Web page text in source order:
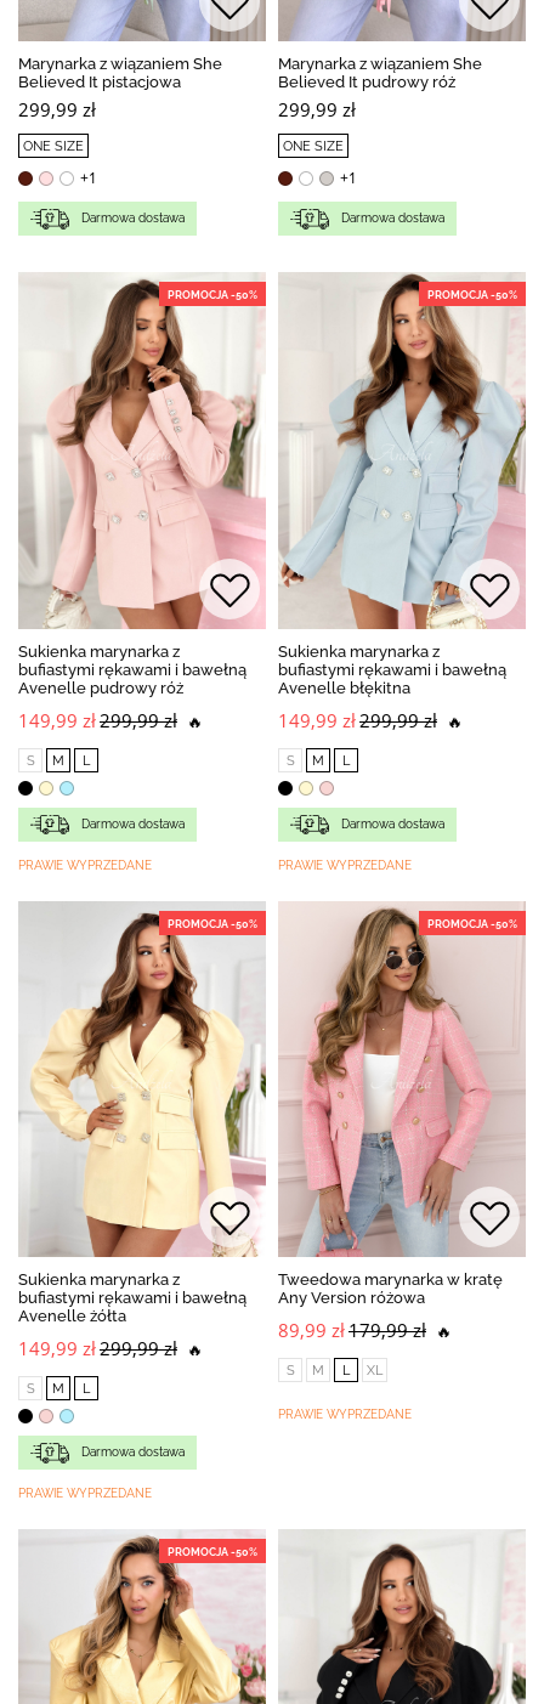
Marynarka z wiązaniem She
Believed It pistacjowa
299,99 zł
ONE SIZE
+1
Darmowa dostawa
Marynarka z wiązaniem She
Believed It pudrowy róż
299,99 zł
ONE SIZE
+1
Darmowa dostawa
PROMOCJA -50%
Sukienka marynarka z
bufiastymi rękawami i bawełną
Avenelle pudrowy róż
149,99 zł299,99 zł 🔥
S M L
Darmowa dostawa
PRAWIE WYPRZEDANE
PROMOCJA -50%
Sukienka marynarka z
bufiastymi rękawami i bawełną
Avenelle błękitna
149,99 zł299,99 zł 🔥
S M L
Darmowa dostawa
PRAWIE WYPRZEDANE
PROMOCJA -50%
Sukienka marynarka z
bufiastymi rękawami i bawełną
Avenelle żółta
149,99 zł299,99 zł 🔥
S M L
Darmowa dostawa
PRAWIE WYPRZEDANE
PROMOCJA -50%
Tweedowa marynarka w kratę
Any Version różowa
89,99 zł179,99 zł 🔥
S M L XL
PRAWIE WYPRZEDANE
PROMOCJA -50%